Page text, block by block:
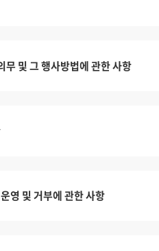
및 그 행사방법에 관한 사항
영 및 거부에 관한 사항